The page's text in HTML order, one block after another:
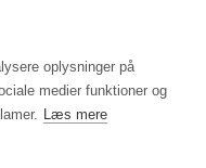
oplysninger på
medier funktioner og
Læs mere